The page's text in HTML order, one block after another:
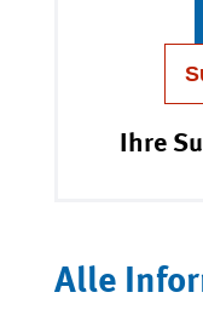
Ihre
Alle